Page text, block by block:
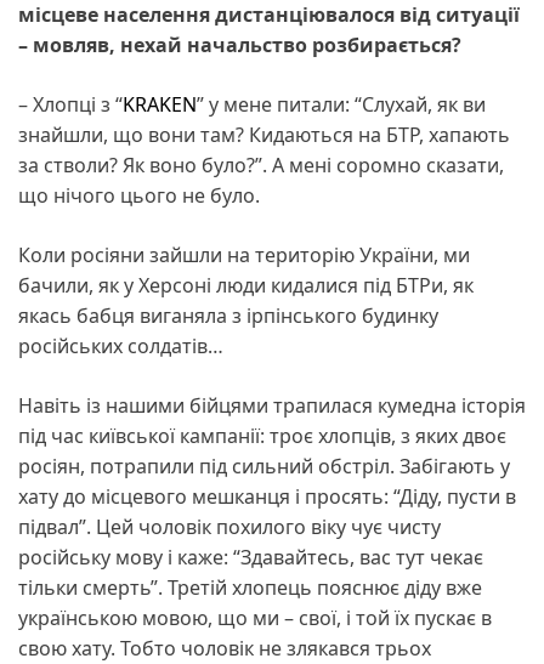
місцеве населення дистанціювалося від ситуації
– мовляв, нехай начальство розбирається?
– Хлопці з “KRAKEN” у мене питали: “Слухай, як ви
знайшли, що вони там? Кидаються на БТР, хапають
за стволи? Як воно було?”. А мені соромно сказати,
що нічого цього не було.
Коли росіяни зайшли на територію України, ми
бачили, як у Херсоні люди кидалися під БТРи, як
якась бабця виганяла з ірпінського будинку
російських солдатів…
Навіть із нашими бійцями трапилася кумедна історія
під час київської кампанії: троє хлопців, з яких двоє
росіян, потрапили під сильний обстріл. Забігають у
хату до місцевого мешканця і просять: “Діду, пусти в
підвал”. Цей чоловік похилого віку чує чисту
російську мову і каже: “Здавайтесь, вас тут чекає
тільки смерть”. Третій хлопець пояснює діду вже
українською мовою, що ми – свої, і той їх пускає в
свою хату. Тобто чоловік не злякався трьох